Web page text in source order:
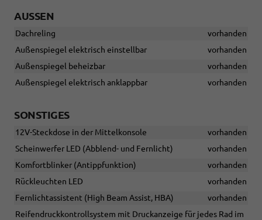
AUSSEN
Dachreling
vorhanden
Außenspiegel elektrisch einstellbar
vorhanden
Außenspiegel beheizbar
vorhanden
Außenspiegel elektrisch anklappbar
vorhanden
SONSTIGES
12V-Steckdose in der Mittelkonsole
vorhanden
Scheinwerfer LED (Abblend- und Fernlicht)
vorhanden
Komfortblinker (Antippfunktion)
vorhanden
Rückleuchten LED
vorhanden
Fernlichtassistent (High Beam Assist, HBA)
vorhanden
Reifendruckkontrollsystem mit Druckanzeige für jedes Rad im